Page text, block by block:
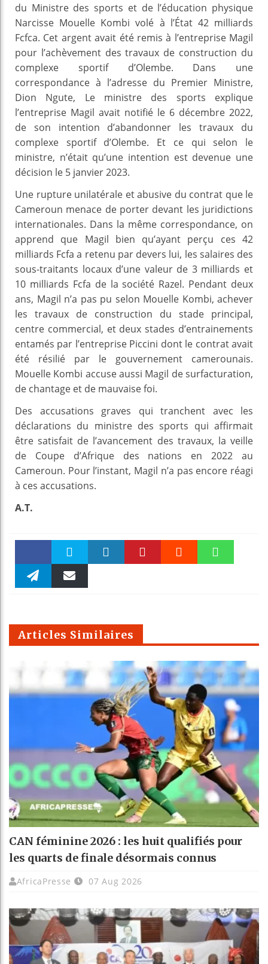
du Ministre des sports et de l’éducation physique
Narcisse Mouelle Kombi volé à l’État 42 milliards
Fcfca. Cet argent avait été remis à l’entreprise Magil
pour l’achèvement des travaux de construction du
complexe sportif d’Olembe. Dans une
correspondance à l’adresse du Premier Ministre,
Dion Ngute, Le ministre des sports explique
l’entreprise Magil avait notifié le 6 décembre 2022,
de son intention d’abandonner les travaux du
complexe sportif d’Olembe. Et ce qui selon le
ministre, n’était qu’une intention est devenue une
décision le 5 janvier 2023.
Une rupture unilatérale et abusive du contrat que le
Cameroun menace de porter devant les juridictions
internationales. Dans la même correspondance, on
apprend que Magil bien qu’ayant perçu ces 42
milliards Fcfa a retenu par devers lui, les salaires des
sous-traitants locaux d’une valeur de 3 milliards et
10 milliards Fcfa de la société Razel. Pendant deux
ans, Magil n’a pas pu selon Mouelle Kombi, achever
les travaux de construction du stade principal,
centre commercial, et deux stades d’entrainements
entamés par l’entreprise Piccini dont le contrat avait
été résilié par le gouvernement camerounais.
Mouelle Kombi accuse aussi Magil de surfacturation,
de chantage et de mauvaise foi.
Des accusations graves qui tranchent avec les
déclarations du ministre des sports qui affirmait
être satisfait de l’avancement des travaux, la veille
de Coupe d’Afrique des nations en 2022 au
Cameroun. Pour l’instant, Magil n’a pas encore réagi
à ces accusations.
A.T.
Faceboo Twitter
m
Articles Similaires
CAN féminine 2026 : les huit qualifiés pour
les quarts de finale désormais connus
AfricaPresse 07 Aug 2026